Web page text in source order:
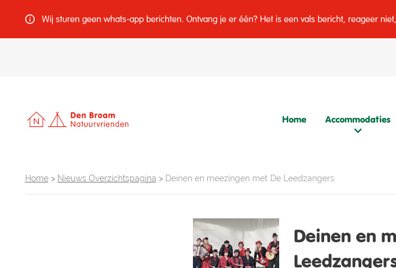
Wij sturen geen whats-app berichten. Ontvang je er één? Het is een vals bericht, reageer
Home Accommodaties
Home> Nieuws Overzichtspagina > Deinen en meezingen met De Leedzangers
Deinen en